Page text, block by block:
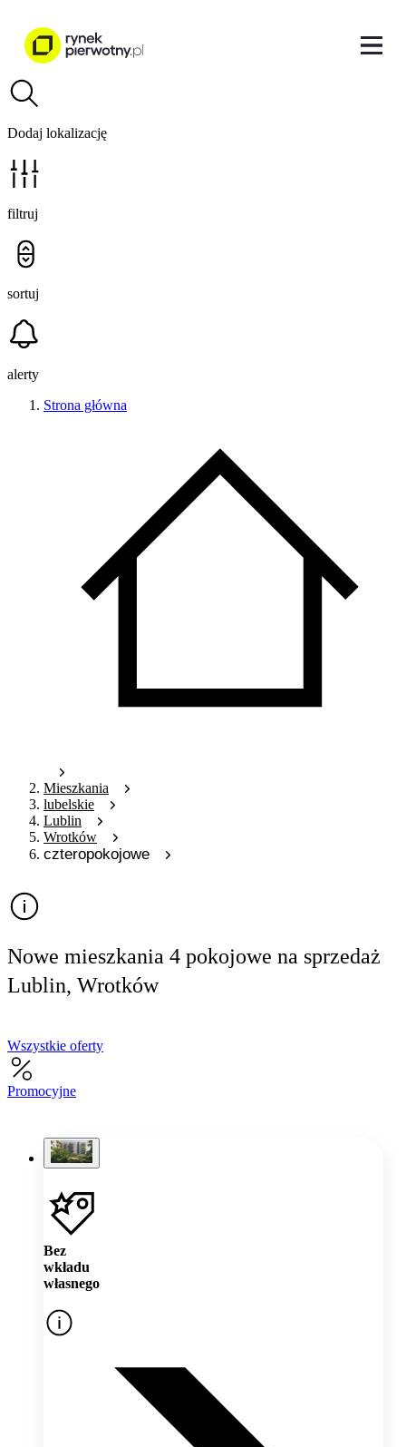
Dodaj lokalizację
filtruj
sortuj
alerty
Strona główna
Mieszkania
lubelskie
Lublin
Wrotków
czteropokojowe
Nowe mieszkania 4 pokojowe na sprzedaż
Lublin, Wrotków
Wszystkie oferty
Promocyjne
Bez
wkładu
własnego